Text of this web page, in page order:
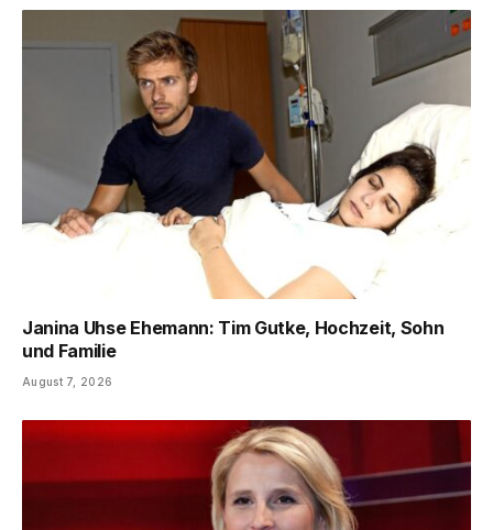
Janina Uhse Ehemann: Tim Gutke, Hochzeit, Sohn
und Familie
August 7, 2026